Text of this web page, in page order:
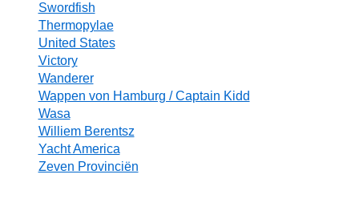
Swordfish
Thermopylae
United States
Victory
Wanderer
Wappen von Hamburg / Captain Kidd
Wasa
Williem Berentsz
Yacht America
Zeven Provinciën